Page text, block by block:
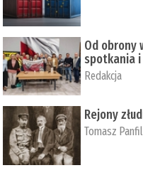
Od obrony
spotkania i
Redakcja
Rejony
Tomasz Panfil